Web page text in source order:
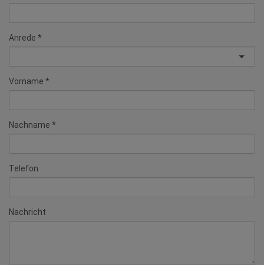
Anrede
Vorname
Nachname
Telefon
Nachricht